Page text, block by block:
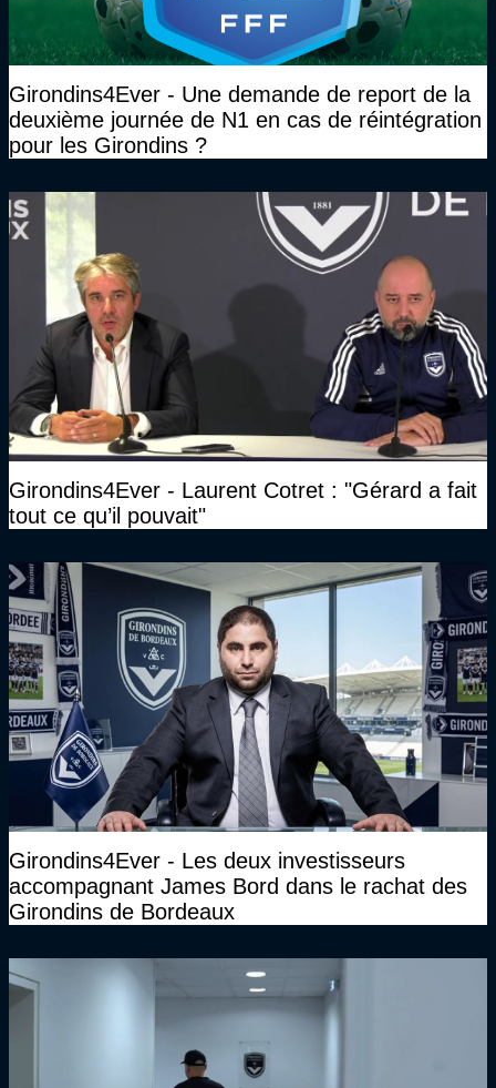
Girondins4Ever - Une demande de report de la
deuxième journée de N1 en cas de réintégration
pour les Girondins ?
Girondins4Ever - Laurent Cotret : "Gérard a fait
tout ce qu’il pouvait"
Girondins4Ever - Les deux investisseurs
accompagnant James Bord dans le rachat des
Girondins de Bordeaux